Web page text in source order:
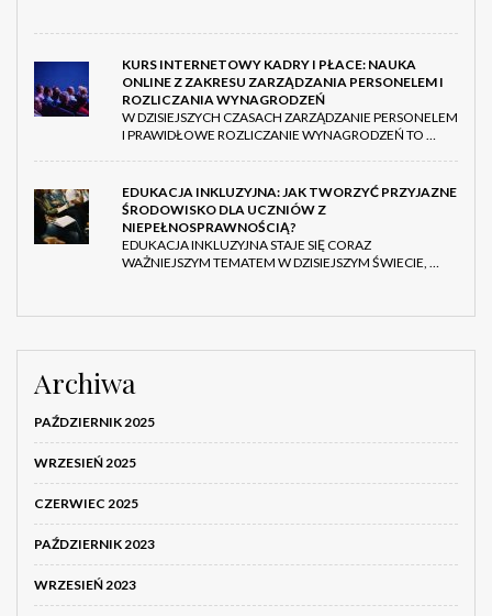
KURS INTERNETOWY KADRY I PŁACE: NAUKA
ONLINE Z ZAKRESU ZARZĄDZANIA PERSONELEM I
ROZLICZANIA WYNAGRODZEŃ
W DZISIEJSZYCH CZASACH ZARZĄDZANIE PERSONELEM
I PRAWIDŁOWE ROZLICZANIE WYNAGRODZEŃ TO …
EDUKACJA INKLUZYJNA: JAK TWORZYĆ PRZYJAZNE
ŚRODOWISKO DLA UCZNIÓW Z
NIEPEŁNOSPRAWNOŚCIĄ?
EDUKACJA INKLUZYJNA STAJE SIĘ CORAZ
WAŻNIEJSZYM TEMATEM W DZISIEJSZYM ŚWIECIE, …
Archiwa
PAŹDZIERNIK 2025
WRZESIEŃ 2025
CZERWIEC 2025
PAŹDZIERNIK 2023
WRZESIEŃ 2023